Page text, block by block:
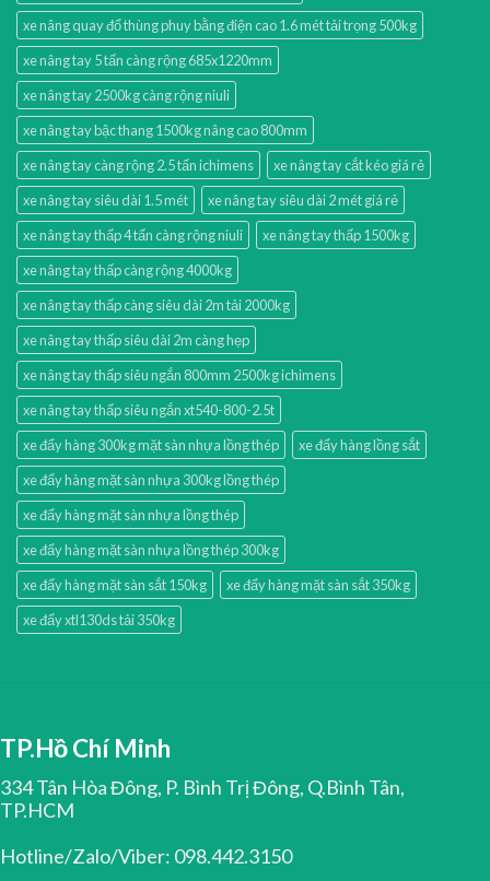
xe nâng quay đổ thùng phuy bằng điện cao 1.6 mét tải trọng 500kg
xe nâng tay 5 tấn càng rộng 685x1220mm
xe nâng tay 2500kg càng rộng niuli
xe nâng tay bậc thang 1500kg nâng cao 800mm
xe nâng tay càng rộng 2.5 tấn ichimens
xe nâng tay cắt kéo giá rẻ
xe nâng tay siêu dài 1.5 mét
xe nâng tay siêu dài 2 mét giá rẻ
xe nâng tay thấp 4 tấn càng rộng niuli
xe nâng tay thấp 1500kg
xe nâng tay thấp càng rộng 4000kg
xe nâng tay thấp càng siêu dài 2m tải 2000kg
xe nâng tay thấp siêu dài 2m càng hẹp
xe nâng tay thấp siêu ngắn 800mm 2500kg ichimens
xe nâng tay thấp siêu ngắn xt540-800-2.5t
xe đẩy hàng 300kg mặt sàn nhựa lồng thép
xe đẩy hàng lồng sắt
xe đẩy hàng mặt sàn nhựa 300kg lồng thép
xe đẩy hàng mặt sàn nhựa lồng thép
xe đẩy hàng mặt sàn nhựa lồng thép 300kg
xe đẩy hàng mặt sàn sắt 150kg
xe đẩy hàng mặt sàn sắt 350kg
xe đẩy xtl130ds tải 350kg
TP.Hồ Chí Minh
334 Tân Hòa Đông, P. Bình Trị Đông, Q.Bình Tân,
TP.HCM
Hotline/Zalo/Viber: 098.442.3150